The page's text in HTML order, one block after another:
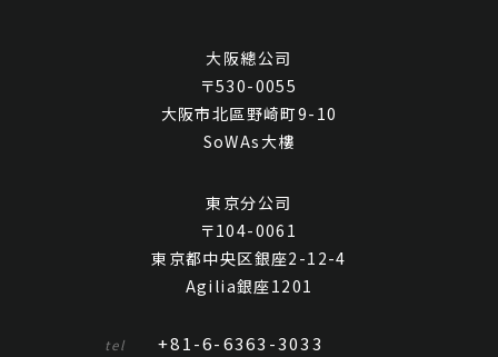
大阪總公司
〒530-0055
大阪市北區野崎町9-10
SoWAs大樓
東京分公司
〒104-0061
東京都中央区銀座2-12-4
Agilia銀座1201
tel +81-6-6363-3033